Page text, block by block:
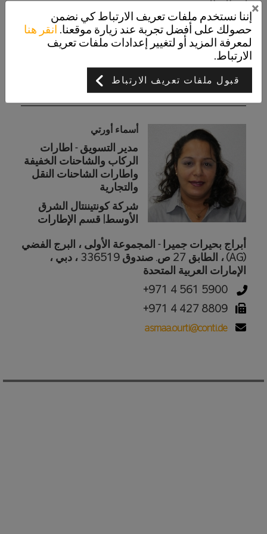
على التوالي.
Contact
أسماء أورتي
مدير التسويق - اطارات
الركاب والشاحنات الخفيفة
واطارات الشاحنات النقل
والتجارية
شركة كونتيننتال الشرق
الأوسط| قسم الإطارات
أبراج بحيرات جميرا - المجموعة الأولى ، البرج الفضي
(AG) ، الطابق 27 ص. صندوق 336519 ، دبي ،
الإمارات العربية المتحدة
+971 4 561 5900
+971 4 427 8809
asmaa.ourti@conti.de
إننا نستخدم ملفات تعريف الارتباط كي نضمن
حصولك على أفضل تجربة عند زيارة موقعنا. انقر هنا
لمعرفة المزيد أو لتغيير إعدادات ملفات تعريف
الارتباط.
قبول ملفات تعريف الارتباط
×